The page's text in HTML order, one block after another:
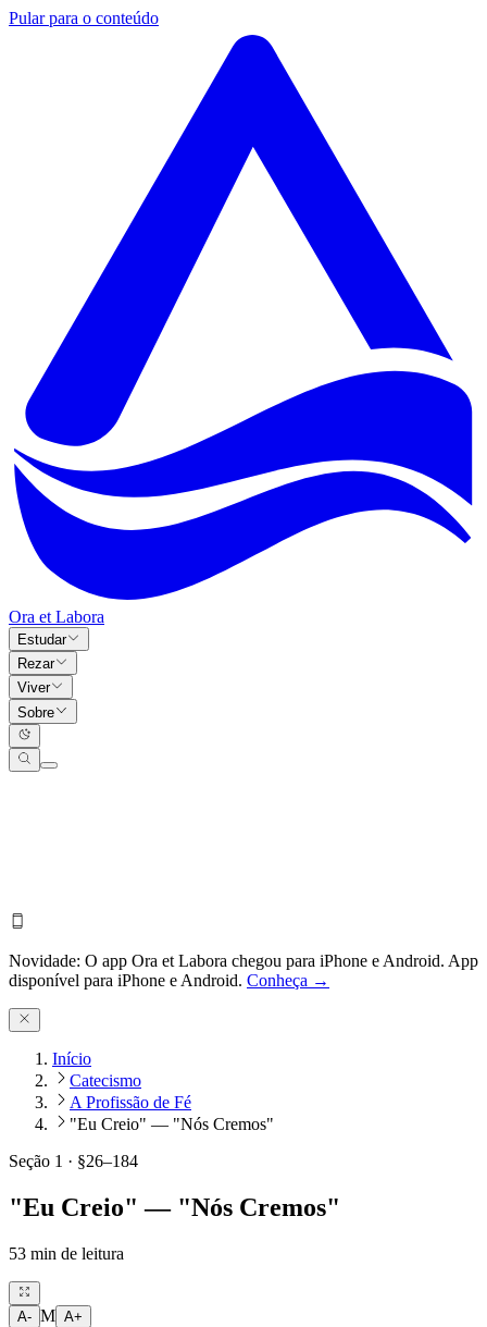
Pular para o conteúdo
Ora et Labora
Estudar
Rezar
Viver
Sobre
Novidade: O app Ora et Labora chegou para iPhone e Android. App
disponível para iPhone e Android. Conheça →
Início
Catecismo
A Profissão de Fé
"Eu Creio" — "Nós Cremos"
Seção 1 · §26–184
"Eu Creio" — "Nós Cremos"
53 min de leitura
A- M A+